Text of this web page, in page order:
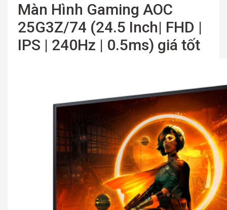
Màn Hình Gaming AOC
25G3Z/74 (24.5 Inch| FHD |
IPS | 240Hz | 0.5ms) giá tốt